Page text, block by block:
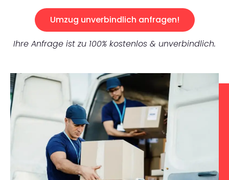
Umzug unverbindlich anfragen!
Ihre Anfrage ist zu 100% kostenlos & unverbindlich.